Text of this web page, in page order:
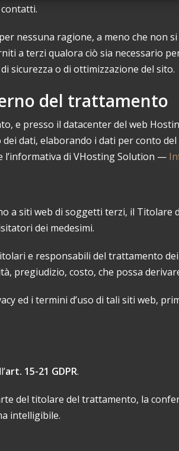
nessuna ragione, a meno che non
a terzi qualora ciò sia necessario
sicurezza o di ottimizzazione del sito.
del trattamento
e presso il datacenter del web
dati, elaborando i dati per conto
l’informativa di VHosting Solution —
a siti web di soggetti terzi, il
dei medesimi.
e responsabili del trattamento
pregiudizio, costo, che possa
ed i termini d’uso di tali siti web,
art. 15-21 GDPR.
del titolare del trattamento, la
intelligibile.